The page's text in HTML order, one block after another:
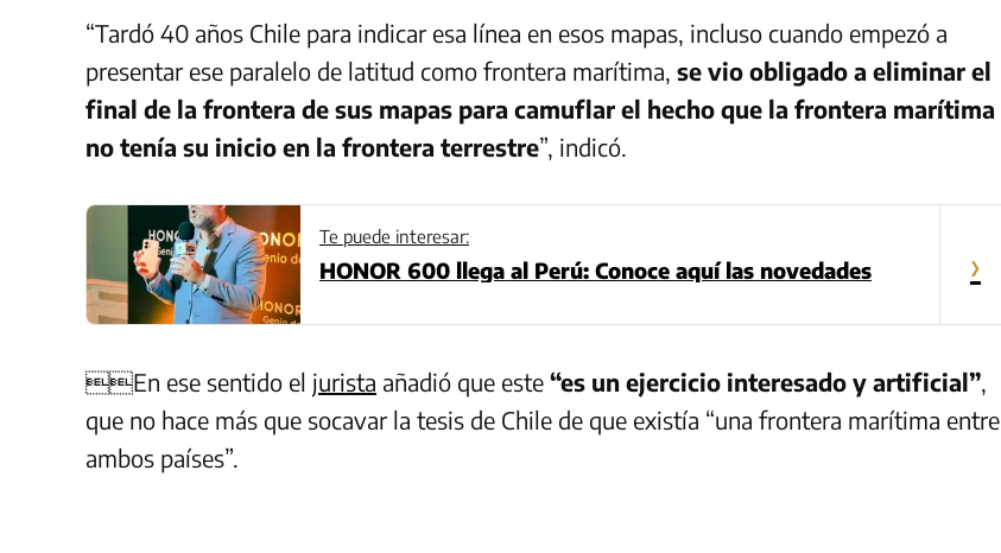
“Tardó 40 años Chile para indicar esa línea en esos mapas, incluso cuando empezó a
presentar ese paralelo de latitud como frontera marítima, se vio obligado a eliminar el
final de la frontera de sus mapas para camuflar el hecho que la frontera marítima
no tenía su inicio en la frontera terrestre”, indicó.
Te puede interesar:
HONOR 600 llega al Perú: Conoce aquí las novedades ›
En ese sentido el jurista añadió que este “es un ejercicio interesado y artificial”,
que no hace más que socavar la tesis de Chile de que existía “una frontera marítima entre
ambos países”.